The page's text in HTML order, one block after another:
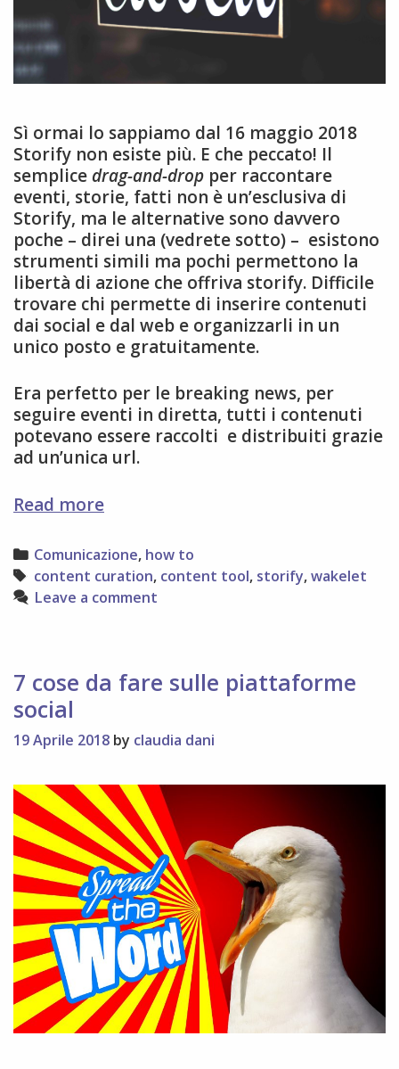
Sì ormai lo sappiamo dal 16 maggio 2018
Storify non esiste più. E che peccato! Il
semplice drag-and-drop per raccontare
eventi, storie, fatti non è un’esclusiva di
Storify, ma le alternative sono davvero
poche – direi una (vedrete sotto) – esistono
strumenti simili ma pochi permettono la
libertà di azione che offriva storify. Difficile
trovare chi permette di inserire contenuti
dai social e dal web e organizzarli in un
unico posto e gratuitamente.
Era perfetto per le breaking news, per
seguire eventi in diretta, tutti i contenuti
potevano essere raccolti e distribuiti grazie
ad un’unica url.
Read moreCiao
Storify!
Benvenuto…
Categories
Comunicazione, how to
Tags
content curation, content tool, storify,wakelet
Leave a comment
7 cose da fare sulle piattaforme
social
19 Aprile 2018 by claudia dani